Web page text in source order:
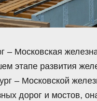
– Московская
этапе развития
– Московской
дорог и мостов,